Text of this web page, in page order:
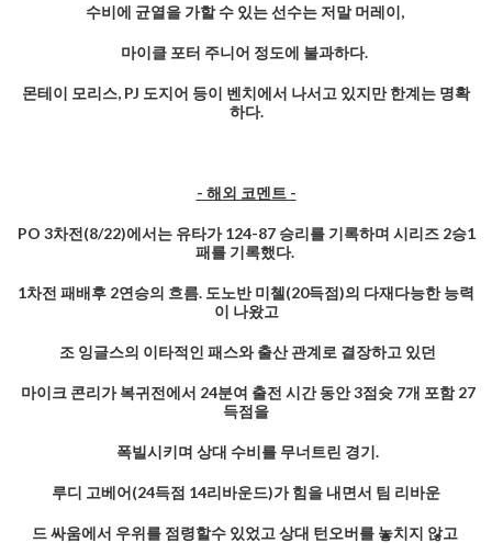
수비에 균열을 가할 수 있는 선수는 저말 머레이,
마이클 포터 주니어 정도에 불과하다.
몬테이 모리스, PJ 도지어 등이 벤치에서 나서고 있지만 한계는 명확
하다.
- 해외 코멘트 -
PO 3차전(8/22)에서는 유타가 124-87 승리를 기록하며 시리즈 2승1
패를 기록했다.
1차전 패배후 2연승의 흐름. 도노반 미첼(20득점)의 다재다능한 능력
이 나왔고
조 잉글스의 이타적인 패스와 출산 관계로 결장하고 있던
마이크 콘리가 복귀전에서 24분여 출전 시간 동안 3점슛 7개 포함 27
득점을
폭빌시키며 상대 수비를 무너트린 경기.
루디 고베어(24득점 14리바운드)가 힘을 내면서 팀 리바운
드 싸움에서 우위를 점령할수 있었고 상대 턴오버를 놓치지 않고